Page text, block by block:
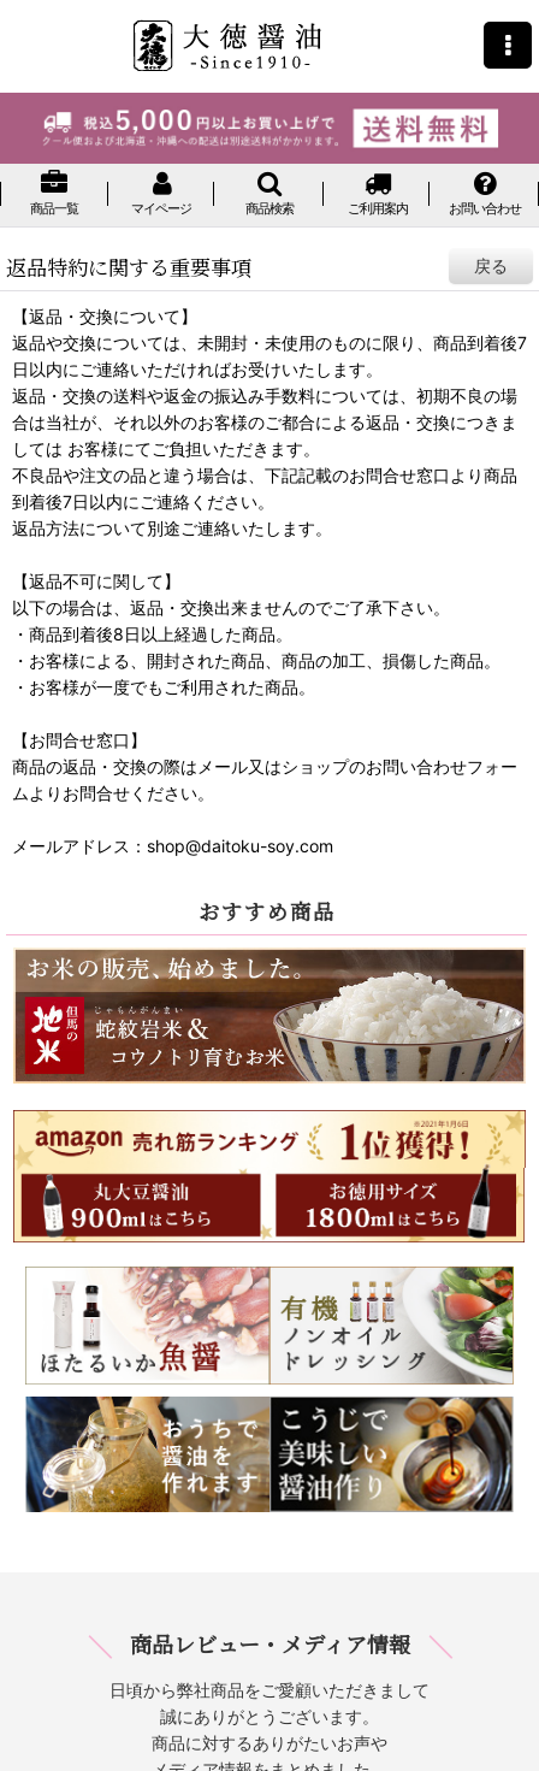
商品一覧 マイページ 商品検索 ご利用案内 お問い合わせ
返品特約に関する重要事項 戻る
【返品・交換について】
返品や交換については、未開封・未使用のものに限り、商品到着後7
日以内にご連絡いただければお受けいたします。
返品・交換の送料や返金の振込み手数料については、初期不良の場
合は当社が、それ以外のお客様のご都合による返品・交換につきま
しては お客様にてご負担いただきます。
不良品や注文の品と違う場合は、下記記載のお問合せ窓口より商品
到着後7日以内にご連絡ください。
返品方法について別途ご連絡いたします。
【返品不可に関して】
以下の場合は、返品・交換出来ませんのでご了承下さい。
・商品到着後8日以上経過した商品。
・お客様による、開封された商品、商品の加工、損傷した商品。
・お客様が一度でもご利用された商品。
【お問合せ窓口】
商品の返品・交換の際はメール又はショップのお問い合わせフォー
ムよりお問合せください。
メールアドレス：shop@daitoku-soy.com
おすすめ商品
商品レビュー・メディア情報
日頃から弊社商品をご愛顧いただきまして
誠にありがとうございます。
商品に対するありがたいお声や